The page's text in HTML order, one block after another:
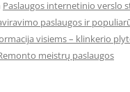
Paslaugos internetinio verslo
paslaugos ir
visiems – klinkerio
meistrų paslaugos